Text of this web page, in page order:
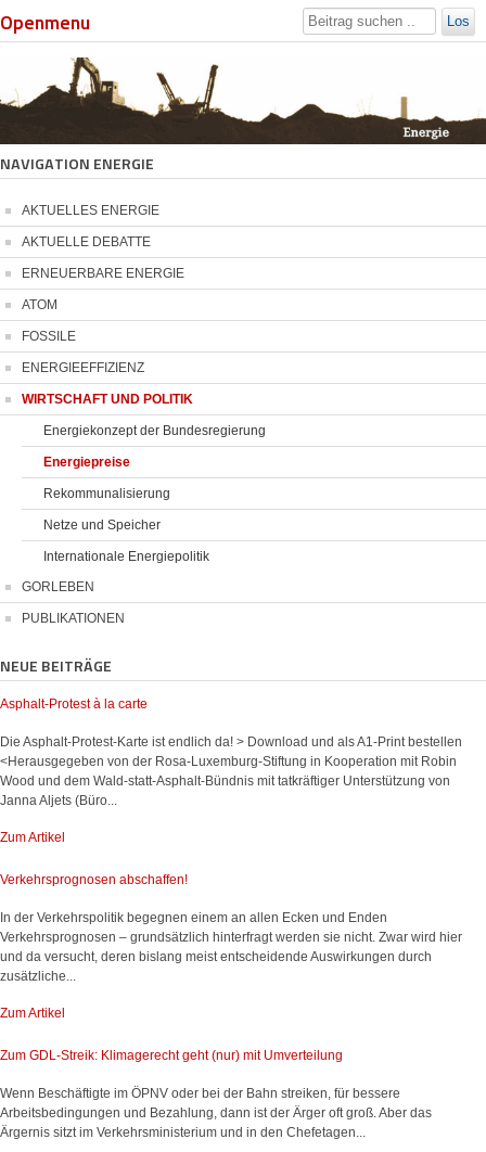
Openmenu Los
NAVIGATION ENERGIE
AKTUELLES ENERGIE
AKTUELLE DEBATTE
ERNEUERBARE ENERGIE
ATOM
FOSSILE
ENERGIEEFFIZIENZ
WIRTSCHAFT UND POLITIK
Energiekonzept der Bundesregierung
Energiepreise
Rekommunalisierung
Netze und Speicher
Internationale Energiepolitik
GORLEBEN
PUBLIKATIONEN
NEUE BEITRÄGE
Asphalt-Protest à la carte
Die Asphalt-Protest-Karte ist endlich da! > Download und als A1-Print bestellen
<Herausgegeben von der Rosa-Luxemburg-Stiftung in Kooperation mit Robin
Wood und dem Wald-statt-Asphalt-Bündnis mit tatkräftiger Unterstützung von
Janna Aljets (Büro...
Zum Artikel
Verkehrsprognosen abschaffen!
In der Verkehrspolitik begegnen einem an allen Ecken und Enden
Verkehrsprognosen – grundsätzlich hinterfragt werden sie nicht. Zwar wird hier
und da versucht, deren bislang meist entscheidende Auswirkungen durch
zusätzliche...
Zum Artikel
Zum GDL-Streik: Klimagerecht geht (nur) mit Umverteilung
Wenn Beschäftigte im ÖPNV oder bei der Bahn streiken, für bessere
Arbeitsbedingungen und Bezahlung, dann ist der Ärger oft groß. Aber das
Ärgernis sitzt im Verkehrsministerium und in den Chefetagen...